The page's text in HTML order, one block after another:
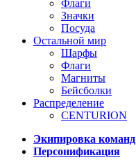
Флаги
Значки
Посуда
Остальной мир
Шарфы
Флаги
Магниты
Бейсболки
Распределение
CENTURION
Экипировка команд
Персонификация